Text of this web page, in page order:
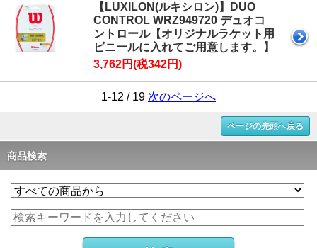
【LUXILON(ルキシロン)】DUO
CONTROL WRZ949720 デュオコ
ントロール【オリジナルラケット用
ビニールに入れてご用意します。】
3,762円(税342円)
1-12 / 19 次のページへ
ページの先頭へ戻る
商品検索